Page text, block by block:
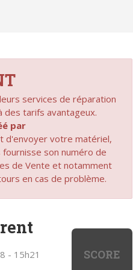
services de réparation
des tarifs avantageux.
par
d'envoyer votre matériel,
son numéro de
de Vente et notamment
en cas de problème.
SCORE
- 15h21